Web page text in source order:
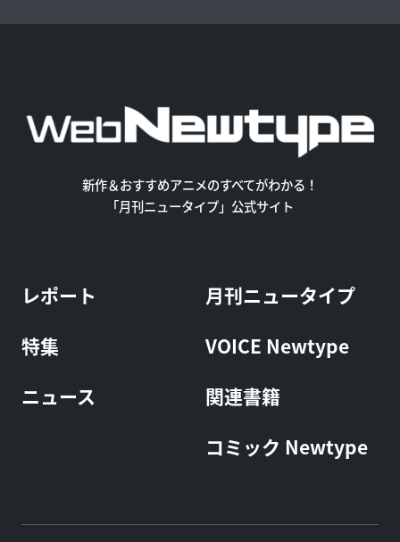
新作＆おすすめアニメのすべてがわかる！
「月刊ニュータイプ」公式サイト
レポート
特集
ニュース
月刊ニュータイプ
VOICE Newtype
関連書籍
コミック Newtype